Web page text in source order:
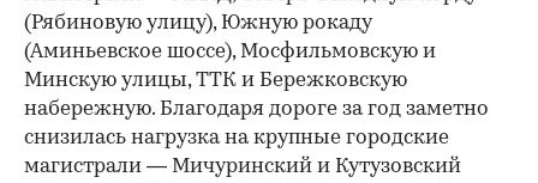
(Рябиновую улицу), Южную рокаду
(Аминьевское шоссе), Мосфильмовскую и
Минскую улицы, ТТК и Бережковскую
набережную. Благодаря дороге за год заметно
снизилась нагрузка на крупные городские
магистрали — Мичуринский и Кутузовский